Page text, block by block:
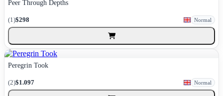
Peer Through Depths
(1)$298 Normal
Peregrin Took
(2)$1.097 Normal